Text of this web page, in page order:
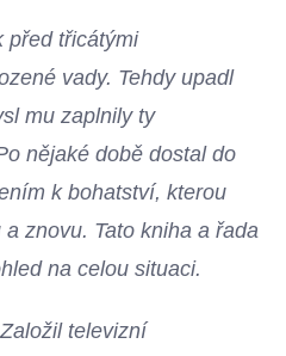
před třicátými
vady. Tehdy upadl
mu zaplnily ty
nějaké době dostal do
k bohatství, kterou
znovu. Tato kniha a řada
na celou situaci.
televizní